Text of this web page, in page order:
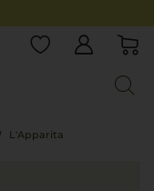
L'Apparita